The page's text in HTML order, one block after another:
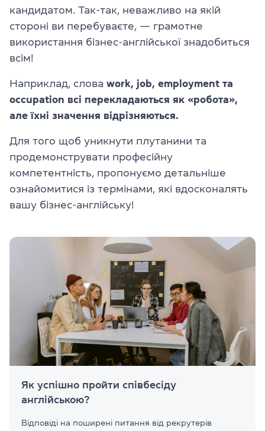
кандидатом. Так-так, неважливо на якій
стороні ви перебуваєте, — грамотне
використання бізнес-англійської знадобиться
всім!
Наприклад, слова work, job, employment та
occupation всі перекладаються як «робота»,
але їхні значення відрізняються.
Для того щоб уникнути плутанини та
продемонструвати професійну
компетентність, пропонуємо детальніше
ознайомитися із термінами, які вдосконалять
вашу бізнес-англійську!
Як успішно пройти співбесіду
англійською?
Відповіді на поширені питання від рекрутерів